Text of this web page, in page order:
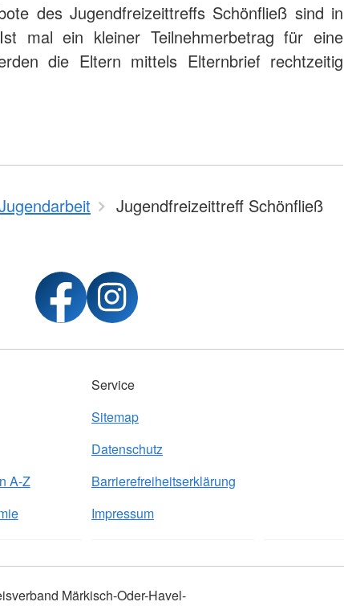
des Jugendfreizeittreffs Schönfließ sind in
mal ein kleiner Teilnehmerbetrag für eine
die Eltern mittels Elternbrief rechtzeitig
Jugendfreizeittreff Schönfließ
A-Z
Service
Sitemap
Datenschutz
Barrierefreiheitserklärung
Impressum
Märkisch-Oder-Havel-